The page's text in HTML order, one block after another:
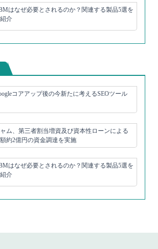
はなぜ必要とされるのか？関連する製品5選を
介
コアアップ後の今新たに考えるSEOツール
ム、第三者割当増資及び資本性ローンによる
約2億円の資金調達を実施
はなぜ必要とされるのか？関連する製品5選を
介